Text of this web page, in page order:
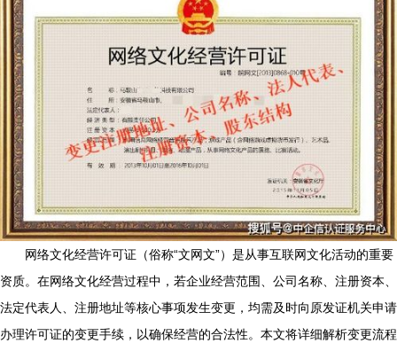
网络文化经营许可证（俗称“文网文”）是从事互联网文化活动的重要
资质。在网络文化经营过程中，若企业经营范围、公司名称、注册资本、
法定代表人、注册地址等核心事项发生变更，均需及时向原发证机关申请
办理许可证的变更手续，以确保经营的合法性。本文将详细解析变更流程